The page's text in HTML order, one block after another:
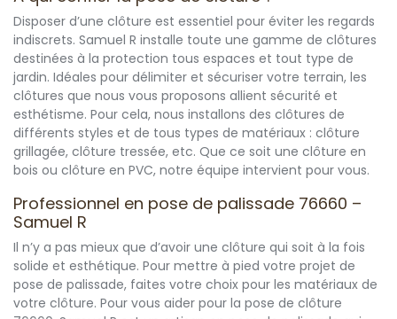
Disposer d’une clôture est essentiel pour éviter les regards
indiscrets. Samuel R installe toute une gamme de clôtures
destinées à la protection tous espaces et tout type de
jardin. Idéales pour délimiter et sécuriser votre terrain, les
clôtures que nous vous proposons allient sécurité et
esthétisme. Pour cela, nous installons des clôtures de
différents styles et de tous types de matériaux : clôture
grillagée, clôture tressée, etc. Que ce soit une clôture en
bois ou clôture en PVC, notre équipe intervient pour vous.
Professionnel en pose de palissade 76660 –
Samuel R
Il n’y a pas mieux que d’avoir une clôture qui soit à la fois
solide et esthétique. Pour mettre à pied votre projet de
pose de palissade, faites votre choix pour les matériaux de
votre clôture. Pour vous aider pour la pose de clôture